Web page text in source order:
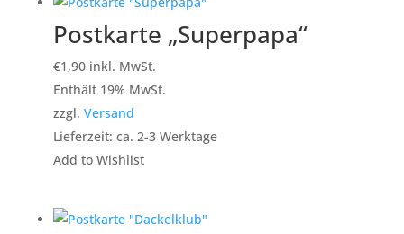
Postkarte „Superpapa“
€1,90 inkl. MwSt.
Enthält 19% MwSt.
zzgl. Versand
Lieferzeit: ca. 2-3 Werktage
Add to Wishlist